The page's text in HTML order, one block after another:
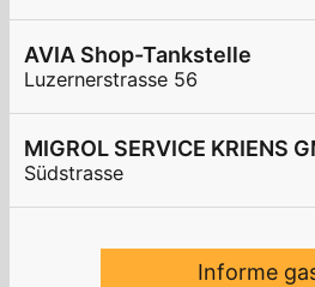
AVIA Shop-Tankstelle
Luzernerstrasse 56
MIGROL SERVICE KRIENS
Südstrasse
Informe